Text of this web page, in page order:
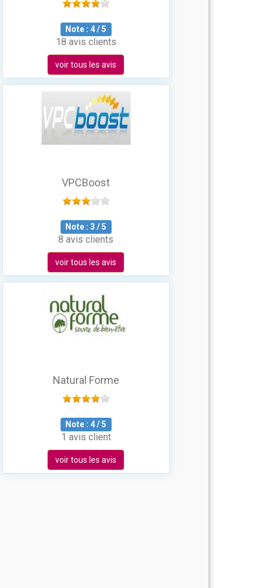
Note : 4/5
18 avis clients
voir tous les avis
VPCBoost
Note :3 /5
8 avis clients
voir tous les avis
Natural Forme
Note : 4/5
1 avis client
voir tous les avis